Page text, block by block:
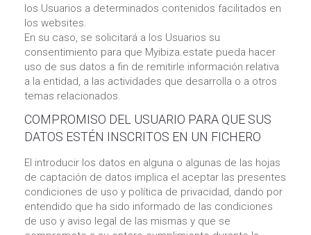
los Usuarios a determinados contenidos facilitados en
los websites.
En su caso, se solicitará a los Usuarios su
consentimiento para que Myibiza.estate pueda hacer
uso de sus datos a fin de remitirle información relativa
a la entidad, a las actividades que desarrolla o a otros
temas relacionados.
COMPROMISO DEL USUARIO PARA QUE SUS
DATOS ESTÉN INSCRITOS EN UN FICHERO
El introducir los datos en alguna o algunas de las hojas
de captación de datos implica el aceptar las presentes
condiciones de uso y política de privacidad, dando por
entendido que ha sido informado de las condiciones
de uso y aviso legal de las mismas y que se